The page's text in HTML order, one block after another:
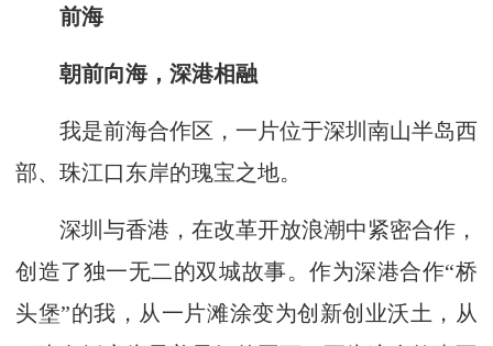
前海
朝前向海，深港相融
我是前海合作区，一片位于深圳南山半岛西
部、珠江口东岸的瑰宝之地。
深圳与香港，在改革开放浪潮中紧密合作，
创造了独一无二的双城故事。作为深港合作“桥
头堡”的我，从一片滩涂变为创新创业沃土，从